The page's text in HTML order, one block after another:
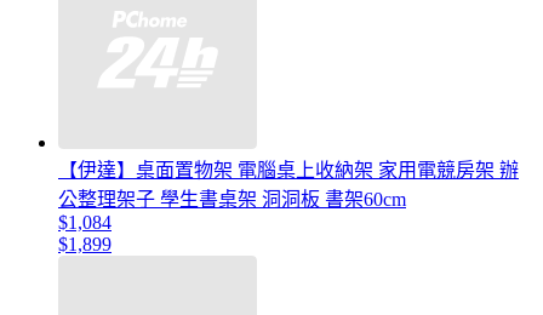
【伊達】桌面置物架 電腦桌上收納架 家用電競房架 辦
公整理架子 學生書桌架 洞洞板 書架60cm
$1,084
$1,899